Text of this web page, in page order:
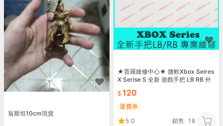
翁斯坦10cm現貨
★普羅維修中心★ 微軟Xbox Seires
X Serise S 全新 遊戲手把 LB RB 外
120
運費券
5.0
銷售 18